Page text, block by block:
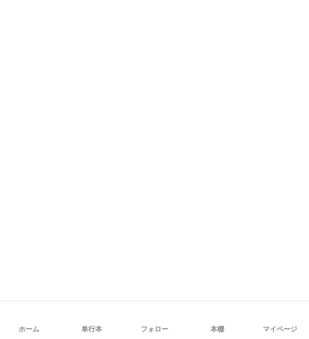
ホーム 単行本 フォロー 本棚 マイページ